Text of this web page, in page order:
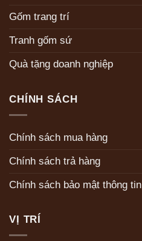
Gốm trang trí
Tranh gốm sứ
Quà tặng doanh nghiệp
CHÍNH SÁCH
Chính sách mua hàng
Chính sách trả hàng
Chính sách bảo mật thông tin
VỊ TRÍ